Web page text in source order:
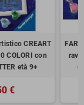
CREART
COLORI con
età 9+
€